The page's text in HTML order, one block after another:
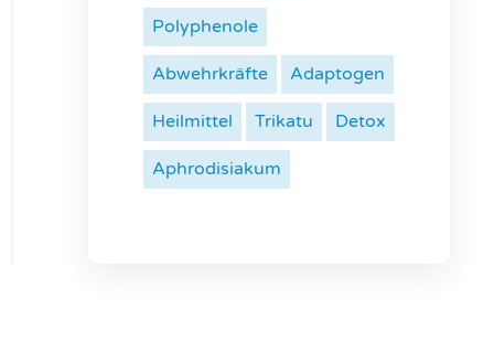
Polyphenole
Abwehrkräfte Adaptogen
Heilmittel Trikatu Detox
Aphrodisiakum